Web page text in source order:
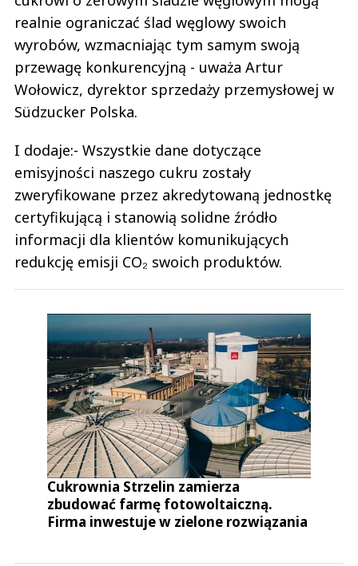
realnie ograniczać ślad węglowy swoich
wyrobów, wzmacniając tym samym swoją
przewagę konkurencyjną - uważa Artur
Wołowicz, dyrektor sprzedaży przemysłowej w
Südzucker Polska.
I dodaje:- Wszystkie dane dotyczące
emisyjności naszego cukru zostały
zweryfikowane przez akredytowaną jednostkę
certyfikującą i stanowią solidne źródło
informacji dla klientów komunikujących
redukcję emisji CO₂ swoich produktów.
Cukrownia Strzelin zamierza
zbudować farmę fotowoltaiczną.
Firma inwestuje w zielone rozwiązania